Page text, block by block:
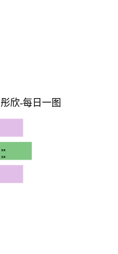
彤欣-每日一图